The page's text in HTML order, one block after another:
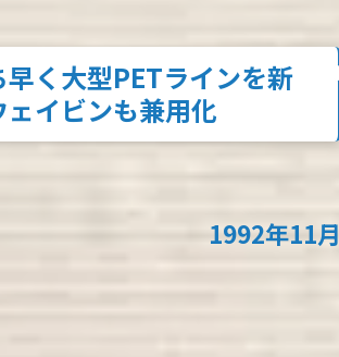
く大型PETラインを新
イビンも兼用化
1992年11月